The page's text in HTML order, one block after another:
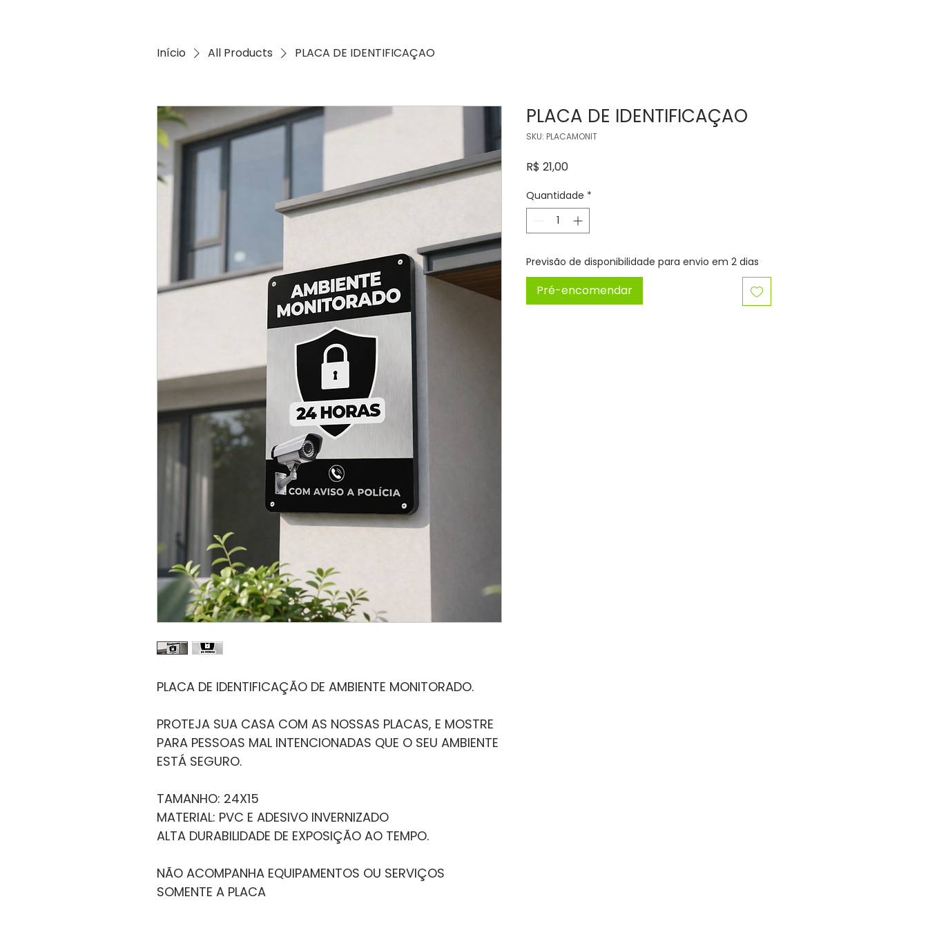
Início All Products PLACA DE IDENTIFICAÇAO
PLACA DE IDENTIFICAÇÃO DE AMBIENTE MONITORADO.
PROTEJA SUA CASA COM AS NOSSAS PLACAS, E MOSTRE
PARA PESSOAS MAL INTENCIONADAS QUE O SEU AMBIENTE
ESTÁ SEGURO.
TAMANHO: 24X15
MATERIAL: PVC E ADESIVO INVERNIZADO
ALTA DURABILIDADE DE EXPOSIÇÃO AO TEMPO.
NÃO ACOMPANHA EQUIPAMENTOS OU SERVIÇOS
SOMENTE A PLACA
PLACA DE IDENTIFICAÇAO
SKU: PLACAMONIT
R$ 21,00Preço
Quantidade *
Previsão de disponibilidade para envio em 2 dias
Pré-encomendar